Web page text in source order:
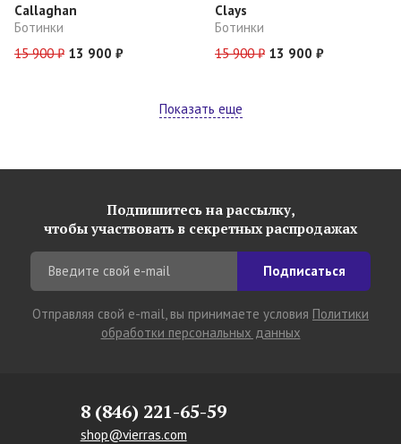
Callaghan
Ботинки
15 900 ₽ 13 900 ₽
Clays
Ботинки
15 900 ₽ 13 900 ₽
Показать еще
Подпишитесь на рассылку,
чтобы участвовать в секретных распродажах
Подписаться
Отправляя свой e-mail, вы принимаете условия Политики
обработки персональных данных
8 (846) 221-65-59
shop@vierras.com